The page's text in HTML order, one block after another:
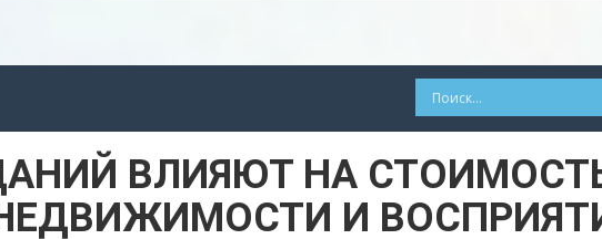
ВЛИЯЮТ НА
И